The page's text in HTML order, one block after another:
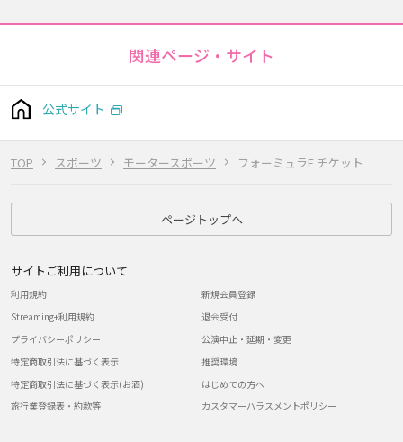
TOP スポーツ モータースポーツ フォーミュラE チケット
関連ページ・サイト
公式サイト
ページトップへ
サイトご利用について
利用規約
Streaming+利用規約
プライバシーポリシー
特定商取引法に基づく表示
特定商取引法に基づく表示(お酒)
旅行業登録表・約款等
新規会員登録
退会受付
公演中止・延期・変更
推奨環境
はじめての方へ
カスタマーハラスメントポリシー